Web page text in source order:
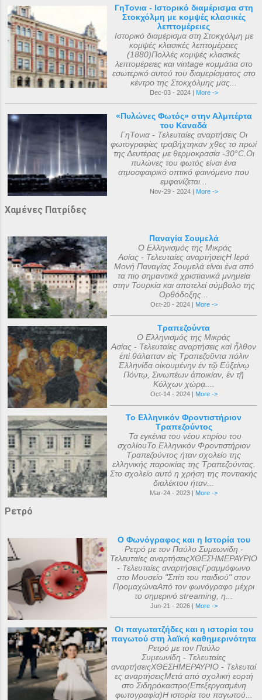
ΓηΤονια - Ιστορικό διαμέρισμα στη
Στοκχόλμη με κομψές κλασικές
λεπτομέρειες
Ιστορικό διαμέρισμα στη Στοκχόλμη με
κομψές κλασικές λεπτομέρειες
(1880)Πολλές κομψές κλασικές
λεπτομέρειες και vintage κομμάτια στο
εσωτερικό αυτού του διαμερίσματος στο
κέντρο της Στοκχόλμης μας...
Dec-03 - 2024 | More ->
«Πυλώνες Φωτός» στην Αλμπέρτα
του Καναδά
ΓηΤονια - Τελευταίες αναρτήσεις Οι
φωτογραφίες τραβήχτηκαν χθες το πρωί
της Δευτέρας με θερμοκρασία -30°C.Οι
πυλώνες του φωτός είναι ένα
ατμοσφαιρικό οπτικό φαινόμενο που
εμφανίζεται...
Nov-29 - 2024 | More ->
Χαμένες Πατρίδες
Παναγία Σουμελά
Ο Ελληνισμός της Μικράς
Ασίας - Τελευταίες αναρτήσειςΗ Ιερά
Μονή Παναγίας Σουμελά είναι ένα από
τα πιο σημαντικά χριστιανικά μνημεία
στην Τουρκία και αποτελεί σύμβολο της
Ορθόδοξης...
Oct-20 - 2024 | More ->
Τραπεζούντα
Ο Ελληνισμός της Μικράς
Ασίας - Τελευταίες αναρτήσεις καὶ ἦλθον
ἐπὶ θάλατταν εἰς Τραπεζοῦντα πόλιν
Ἑλληνίδα οἰκουμένην ἐν τῷ Εὐξείνῳ
Πόντῳ, Σινωπέων ἀποικίαν, ἐν τῇ
Κόλχων χώρᾳ....
Oct-14 - 2024 | More ->
Το Ελληνικόν Φροντιστήριον
Τραπεζούντος
Τα εγκένια του νέου κτιρίου του
σχολίουΤο Ελληνικόν Φροντιστήριον
Τραπεζούντος ήταν σχολείο της
ελληνικής παροικίας της Τραπεζούντας.
Στο σχολείο αυτό η χρήση της ποντιακής
διαλέκτου ήταν...
Mar-24 - 2023 | More ->
Ρετρό
Ο Φωνόγραφος και η Ιστορία του
Ρετρό με τον Παύλο Συμεωνίδη -
Τελευταίες αναρτήσειςΧΘΕΣΗΜΕΡΑΥΡΙΟ
- Τελευταίες αναρτήσειςΓραμμόφωνο
στο Μουσείο "Σπίτι του παιδιού" στον
ΠρομαχώναΑπό τον φωνόγραφο μέχρι
το σημερινό streaming, η...
Jun-21 - 2026 | More ->
Οι παγωτατζήδες και η ιστορία του
παγωτού στη λαϊκή καθημερινότητα
Ρετρό με τον Παύλο
Συμεωνίδη - Τελευταίες
αναρτήσειςΧΘΕΣΗΜΕΡΑΥΡΙΟ - Τελευταί
ες αναρτήσειςΜετά από σχολική εορτή
στο Σιδηρόκαστρο(Επεξεργασμένη
φωτογραφία)Η ιστορία του παγωτού...